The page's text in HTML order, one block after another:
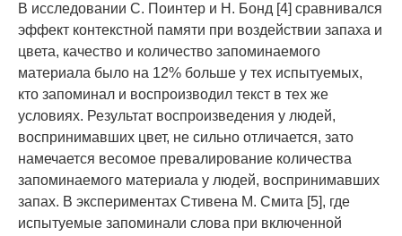
В исследовании С. Поинтер и Н. Бонд [4] сравнивался
эффект контекстной памяти при воздействии запаха и
цвета, качество и количество запоминаемого
материала было на 12% больше у тех испытуемых,
кто запоминал и воспроизводил текст в тех же
условиях. Результат воспроизведения у людей,
воспринимавших цвет, не сильно отличается, зато
намечается весомое превалирование количества
запоминаемого материала у людей, воспринимавших
запах. В экспериментах Стивена М. Смита [5], где
испытуемые запоминали слова при включенной